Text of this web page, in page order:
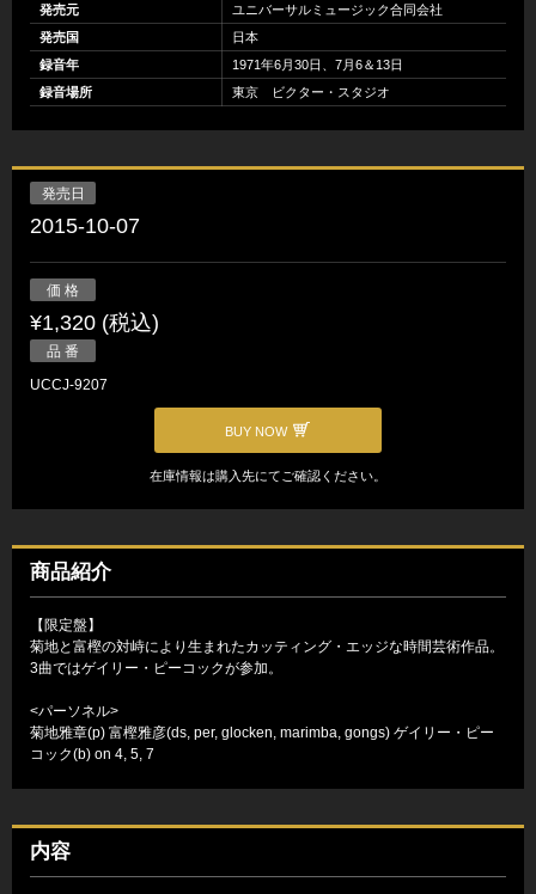
発売元
ユニバーサルミュージック合同会社
発売国
日本
録音年
1971年6月30日、7月6＆13日
録音場所
東京 ビクター・スタジオ
発売日
2015-10-07
価 格
¥1,320 (税込)
品 番
UCCJ-9207
BUY NOW
在庫情報は購入先にてご確認ください。
商品紹介
【限定盤】
菊地と富樫の対峙により生まれたカッティング・エッジな時間芸術作品。
3曲ではゲイリー・ピーコックが参加。
<パーソネル>
菊地雅章(p) 富樫雅彦(ds, per, glocken, marimba, gongs) ゲイリー・ピー
コック(b) on 4, 5, 7
内容